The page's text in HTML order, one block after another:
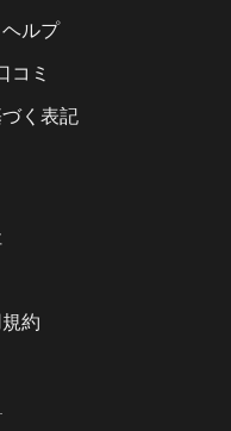
ルプ
コミ
く表記
約